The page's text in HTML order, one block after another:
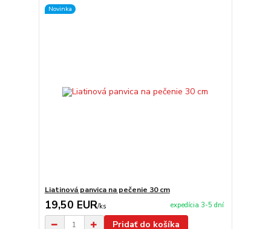
Novinka
Liatinová panvica na pečenie 30 cm
19,50 EUR/ks expedícia 3-5 dní
Pridať do košíka